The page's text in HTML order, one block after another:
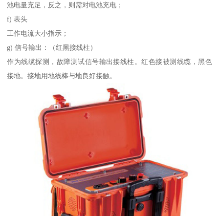
池电量充足，反之，则需对电池充电；
f) 表头
工作电流大小指示；
g) 信号输出：（红黑接线柱）
作为线缆探测，故障测试信号输出接线柱。红色接被测线缆，黑色
接地。接地用地线棒与地良好接触。